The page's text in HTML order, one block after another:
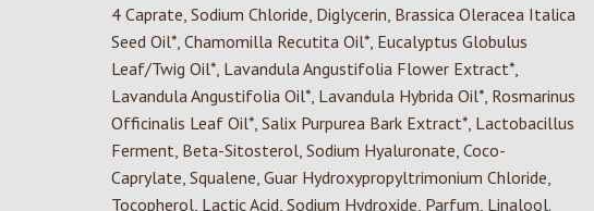
4 Caprate, Sodium Chloride, Diglycerin, Brassica Oleracea Italica
Seed Oil*, Chamomilla Recutita Oil*, Eucalyptus Globulus
Leaf/Twig Oil*, Lavandula Angustifolia Flower Extract*,
Lavandula Angustifolia Oil*, Lavandula Hybrida Oil*, Rosmarinus
Officinalis Leaf Oil*, Salix Purpurea Bark Extract*, Lactobacillus
Ferment, Beta-Sitosterol, Sodium Hyaluronate, Coco-
Caprylate, Squalene, Guar Hydroxypropyltrimonium Chloride,
Tocopherol, Lactic Acid, Sodium Hydroxide, Parfum, Linalool.